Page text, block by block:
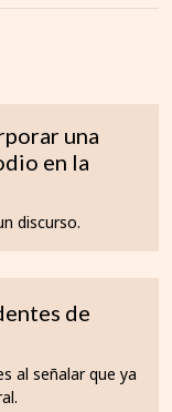
una
en la
discurso.
de
al señalar que ya